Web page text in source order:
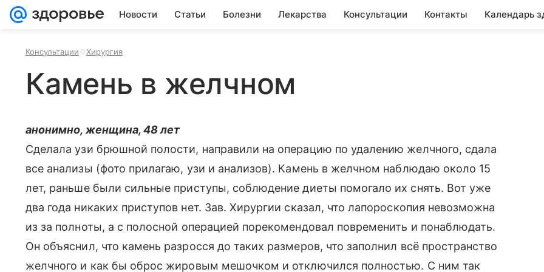
Новости Статьи Болезни Лекарства Консультации Контакты Календарь
Консультации Хирургия
Камень в желчном
анонимно, женщина, 48 лет
Сделала узи брюшной полости, направили на операцию по удалению желчного, сдала
все анализы (фото прилагаю, узи и анализов). Камень в желчном наблюдаю около 15
лет, раньше были сильные приступы, соблюдение диеты помогало их снять. Вот уже
два года никаких приступов нет. Зав. Хирургии сказал, что лапороскопия невозможна
из за полноты, а с полосной операцией порекомендовал повременить и понаблюдать.
Он объяснил, что камень разросся до таких размеров, что заполнил всё пространство
желчного и как бы оброс жировым мешочком и отключился полностью. С ним так